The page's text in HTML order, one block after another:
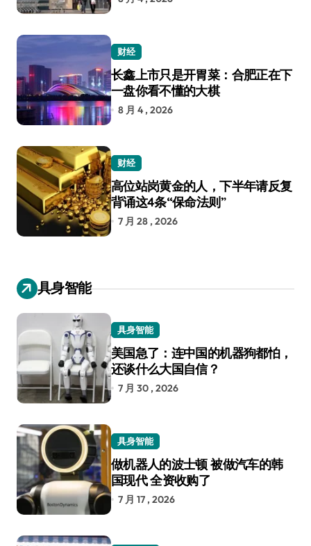
财经
长鑫上市只是开胃菜：合肥正在下
一盘你看不懂的大棋
8 月 4 , 2026
财经
高位站岗黄金的人，下半年请反复
背诵这4条“保命法则”
7 月 28 , 2026
具身智能
具身智能
美国急了：连中国的机器狗都怕，
还谈什么大国自信？
7 月 30 , 2026
具身智能
做机器人的波士顿 被做汽车的韩
国现代 全资收购了
7 月 17 , 2026